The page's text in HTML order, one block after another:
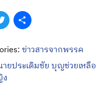
Twitter
ข่าวสารจากพรรค
ายประเดิมชัย บุญช่วยเหลือ